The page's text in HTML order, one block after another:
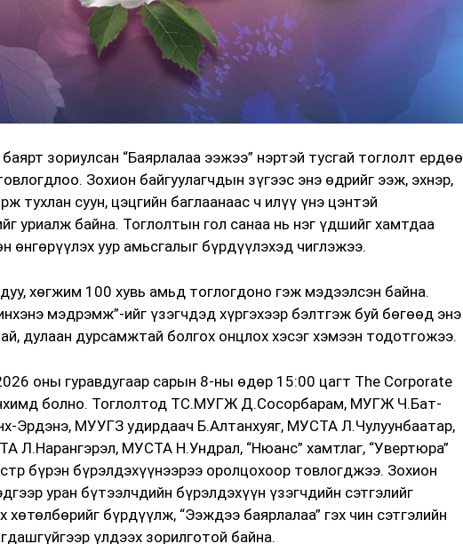
зориулсан “Баярлалаа ээжээ” нэртэй тусгай тоглолт ердөө
Зохион байгуулагчдын зүгээс энэ өдрийг ээж, эхнэр,
тухлан суун, цэцгийн баглаанаас ч илүү үнэ цэнтэй
уриалж байна. Тоглолтын гол санаа нь нэг үдшийг хамтдаа
өнгөрүүлэх уур амьсгалыг бүрдүүлэхэд чиглэжээ.
хөгжим 100 хувь амьд тоглогдоно гэж мэдээлсэн байна.
мэдрэмж”-ийг үзэгчдэд хүргэхээр бэлтгэж буй бөгөөд энэ
дулаан дурсамжтай болгох онцлох хэсэг хэмээн тодотгожээ.
оны гуравдугаар сарын 8-ны өдөр 15:00 цагт The Corporate
болно. Тоглолтод ТС.МУГЖ Д.Сосорбарам, МУГЖ Ч.Бат-
Эрдэнэ, МУУГЗ удирдаач Б.Алтанхуяг, МУСТА Л.Чулуунбаатар,
МУСТА Н.Ундрал, “Нюанс” хамтлаг, “Увертюра”
бүрэн бүрэлдэхүүнээрээ оролцохоор товлогджээ. Зохион
уран бүтээлчдийн бүрэлдэхүүн үзэгчдийн сэтгэлийг
бүрдүүлж, “Ээждээ баярлалаа” гэх чин сэтгэлийн
үлдээх зорилготой байна.